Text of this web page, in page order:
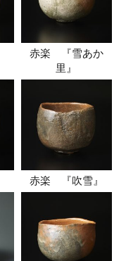
赤楽 『雪あか
里』
赤楽 『吹雪』